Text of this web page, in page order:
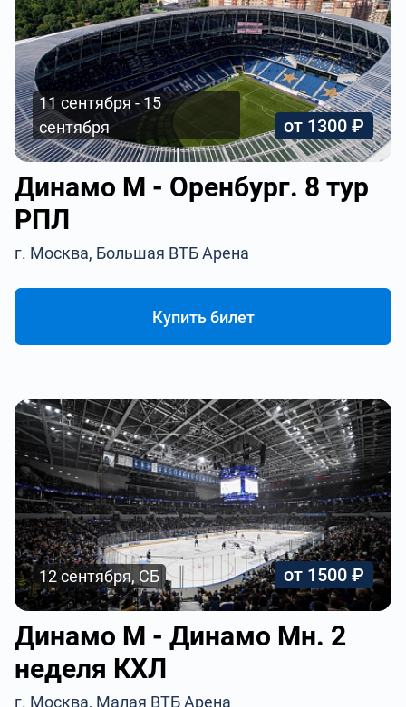
11 сентября - 15
сентября
от 1300 ₽
Динамо М - Оренбург. 8 тур
РПЛ
г. Москва, Большая ВТБ Арена
Купить билет
12 сентября, СБ от 1500 ₽
Динамо М - Динамо Мн. 2
неделя КХЛ
г. Москва, Малая ВТБ Арена